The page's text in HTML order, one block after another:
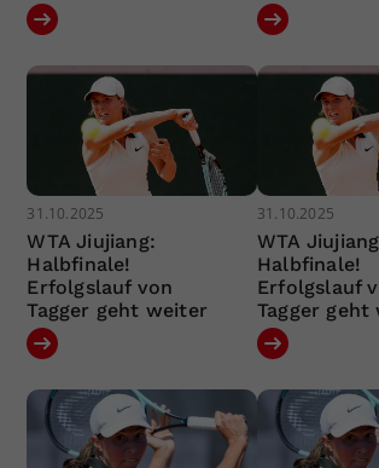
31.10.2025
WTA Jiujiang:
Halbfinale!
Erfolgslauf von
Tagger geht weiter
31.10.2025
WTA
Halbfinale!
Erfolgslauf
Tagger geht